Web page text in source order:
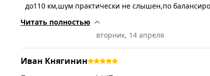
до110 км,шум практически не слышен,по
Читать полностью
вторник, 14 апреля
Иван Княгинин